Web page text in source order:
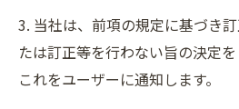
3. 当社は、前項の規定に基づき
たは訂正等を行わない旨の決定を
これをユーザーに通知します。